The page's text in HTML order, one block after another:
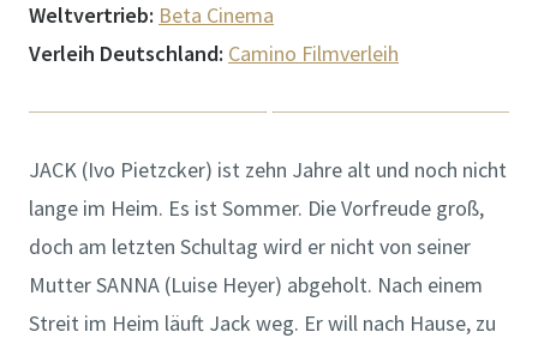
Weltvertrieb: Beta Cinema
Verleih Deutschland: Camino Filmverleih
JACK (Ivo Pietzcker) ist zehn Jahre alt und noch nicht
lange im Heim. Es ist Sommer. Die Vorfreude groß,
doch am letzten Schultag wird er nicht von seiner
Mutter SANNA (Luise Heyer) abgeholt. Nach einem
Streit im Heim läuft Jack weg. Er will nach Hause, zu